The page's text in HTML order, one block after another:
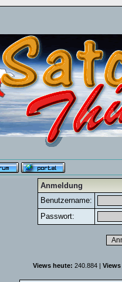
Anmeldung
Benutzername:
Passwort:
Views heute: 240.884 |